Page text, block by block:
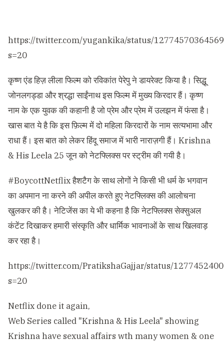
https://twitter.com/yugankika/status/
s=20
कृष्ण एंड हिज़ लीला फिल्म को रविकांत पेरेपु ने डायरेक्ट किया है। सिद्धू
जोनलगड्डा और श्रद्धा साईंनाथ इस फिल्म में मुख्य किरदार हैं। कृष्ण
नाम के एक युवक की कहानी है जो प्रेम और प्रेम में उलझन में फंसा है।
खास बात ये है कि इस फ़िल्म में दो महिला किरदारों के नाम सत्यभामा और
राधा हैं। इस बात को लेकर हिंदू समाज में भारी नाराज़गी हैं। Krishna
& His Leela 25 जून को नेटफ्लिक्स पर स्ट्रीम की गयी है।
#BoycottNetflix हैशटैग के साथ लोगों ने किसी भी धर्म के भगवान
का अपमान ना करने की अपील करते हुए नेटफ्लिक्स की आलोचना
खुलकर की है। नेटिजेंस का ये भी कहना है कि नेटफ्लिक्स सेक्सुअल
कंटेंट दिखाकर हमारी संस्कृति और धार्मिक भावनाओं के साथ खिलवाड़
कर रहा है।
https://twitter.com/PratikshaGajjar/status/
s=20
Netflix done it again,
Web Series called "Krishna & His Leela" showing
Krishna have sexual affairs wth many women & one